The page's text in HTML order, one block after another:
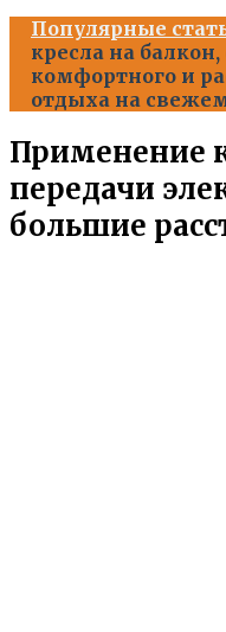
Популярные
кресла на
комфортного и
отдыха на
Применение
передачи
большие